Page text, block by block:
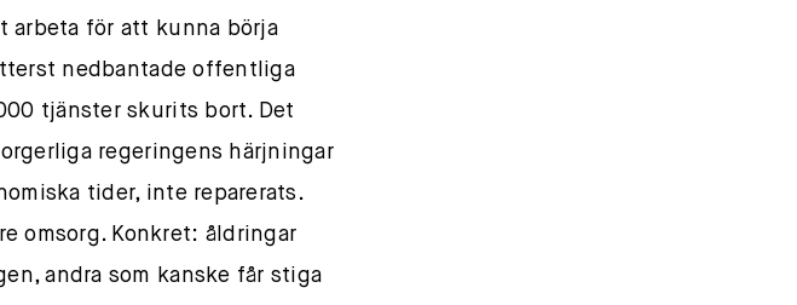
arbeta för att kunna börja
nedbantade offentliga
tjänster skurits bort. Det
regeringens härjningar
tider, inte reparerats.
omsorg. Konkret: åldringar
andra som kanske får stiga